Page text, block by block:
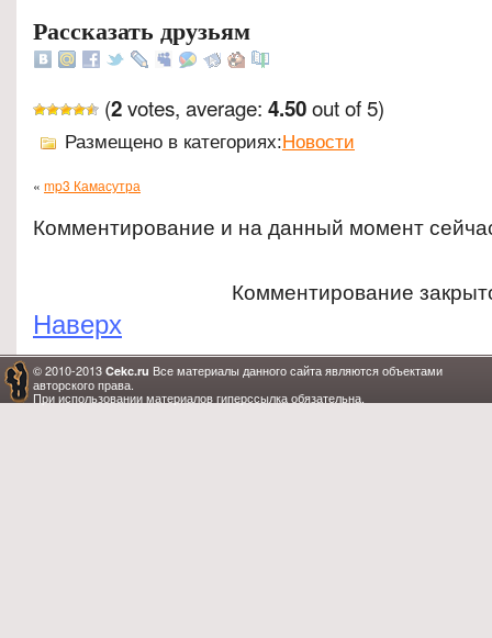
Рассказать друзьям
(2votes, average: 4.50out of 5)
Размещено в категориях:Новости
« mp3 Камасутра
Комментирование и на данный момент
Комментирование
Наверх
© 2010-2013 Cekc.ru Все материалы данного сайта являются объектами
авторского права.
При использовании материалов гиперссылка обязательна.